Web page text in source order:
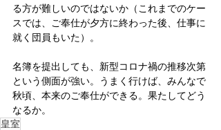
る方が難しいのではないか（これまでのケー
スでは、ご奉仕が夕方に終わった後、仕事に
就く団員もいた）。
名簿を提出しても、新型コロナ禍の推移次第
という側面が強い。うまく行けば、みんなで
秋頃、本来のご奉仕ができる。果たしてどう
なるか。
皇室